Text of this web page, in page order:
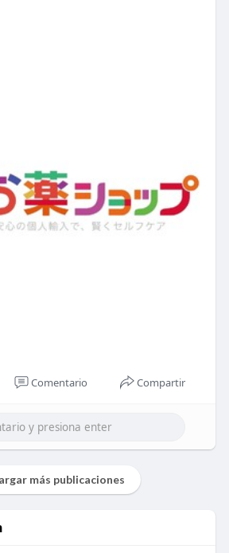
Comentario Compartir
más publicaciones